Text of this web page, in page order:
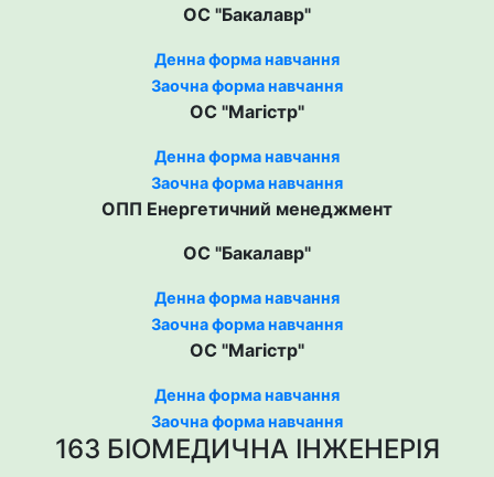
ОС "Бакалавр"
Денна форма навчання
Заочна форма навчання
ОС "Магістр"
Денна форма навчання
Заочна форма навчання
ОПП Енергетичний менеджмент
ОС "Бакалавр"
Денна форма навчання
Заочна форма навчання
ОС "Магістр"
Денна форма навчання
Заочна форма навчання
163 БІОМЕДИЧНА ІНЖЕНЕРІЯ